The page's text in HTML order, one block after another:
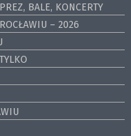
BALE, KONCERTY
– 2026